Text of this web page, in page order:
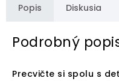
Popis Diskusia
Podrobný
Precvičte si spolu s